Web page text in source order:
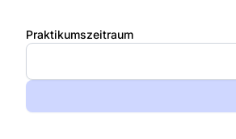
Praktikumszeitraum